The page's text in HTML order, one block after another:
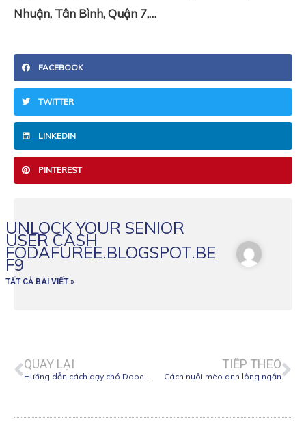
Nhuận, Tân Bình, Quận 7,…
FACEBOOK
TWITTER
LINKEDIN
PINTEREST
UNLOCK YOUR SENIOR
USER CASH
FODAFUREE.BLOGSPOT.BE
F9
TẤT CẢ BÀI VIẾT »
QUAY LẠI
Hướng dẫn cách dạy chó Doberman thuần chủng
TIẾP THEO
Cách nuôi mèo anh lông ngắn